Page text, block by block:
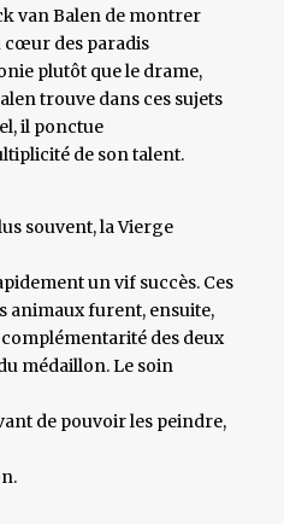
van Balen de montrer
cœur des paradis
plutôt que le drame,
trouve dans ces sujets
il ponctue
de son talent.
souvent, la Vierge
un vif succès. Ces
animaux furent, ensuite,
des deux
médaillon. Le soin
de pouvoir les peindre,